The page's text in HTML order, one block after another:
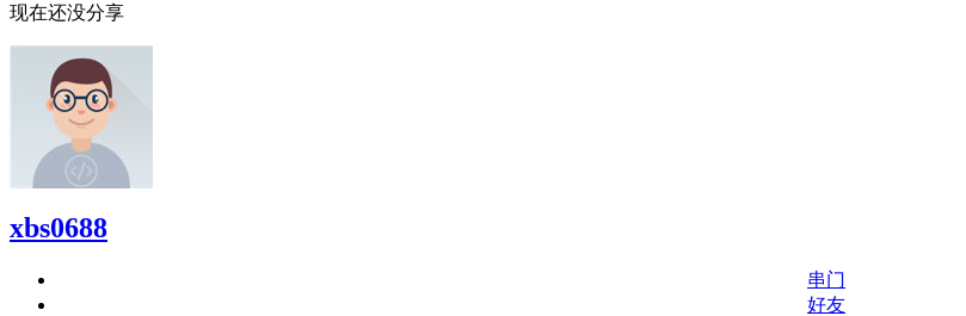
现在还没分享
xbs0688
串门
好友